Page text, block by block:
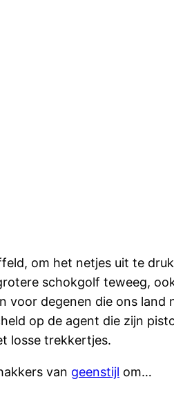
om het netjes uit te
schokgolf teweeg,
degenen die ons
op de agent die zijn
losse trekkertjes.
van geenstijl om…